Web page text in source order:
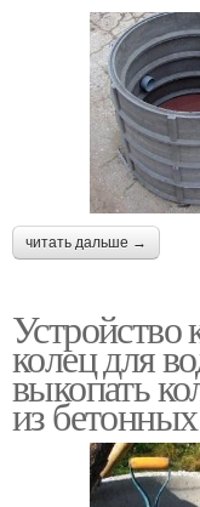
читать дальше →
Устройство
колец для
выкопать
из